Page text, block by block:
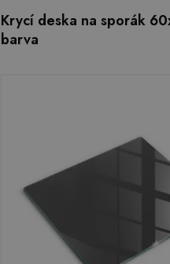
Krycí deska na sporák
barva